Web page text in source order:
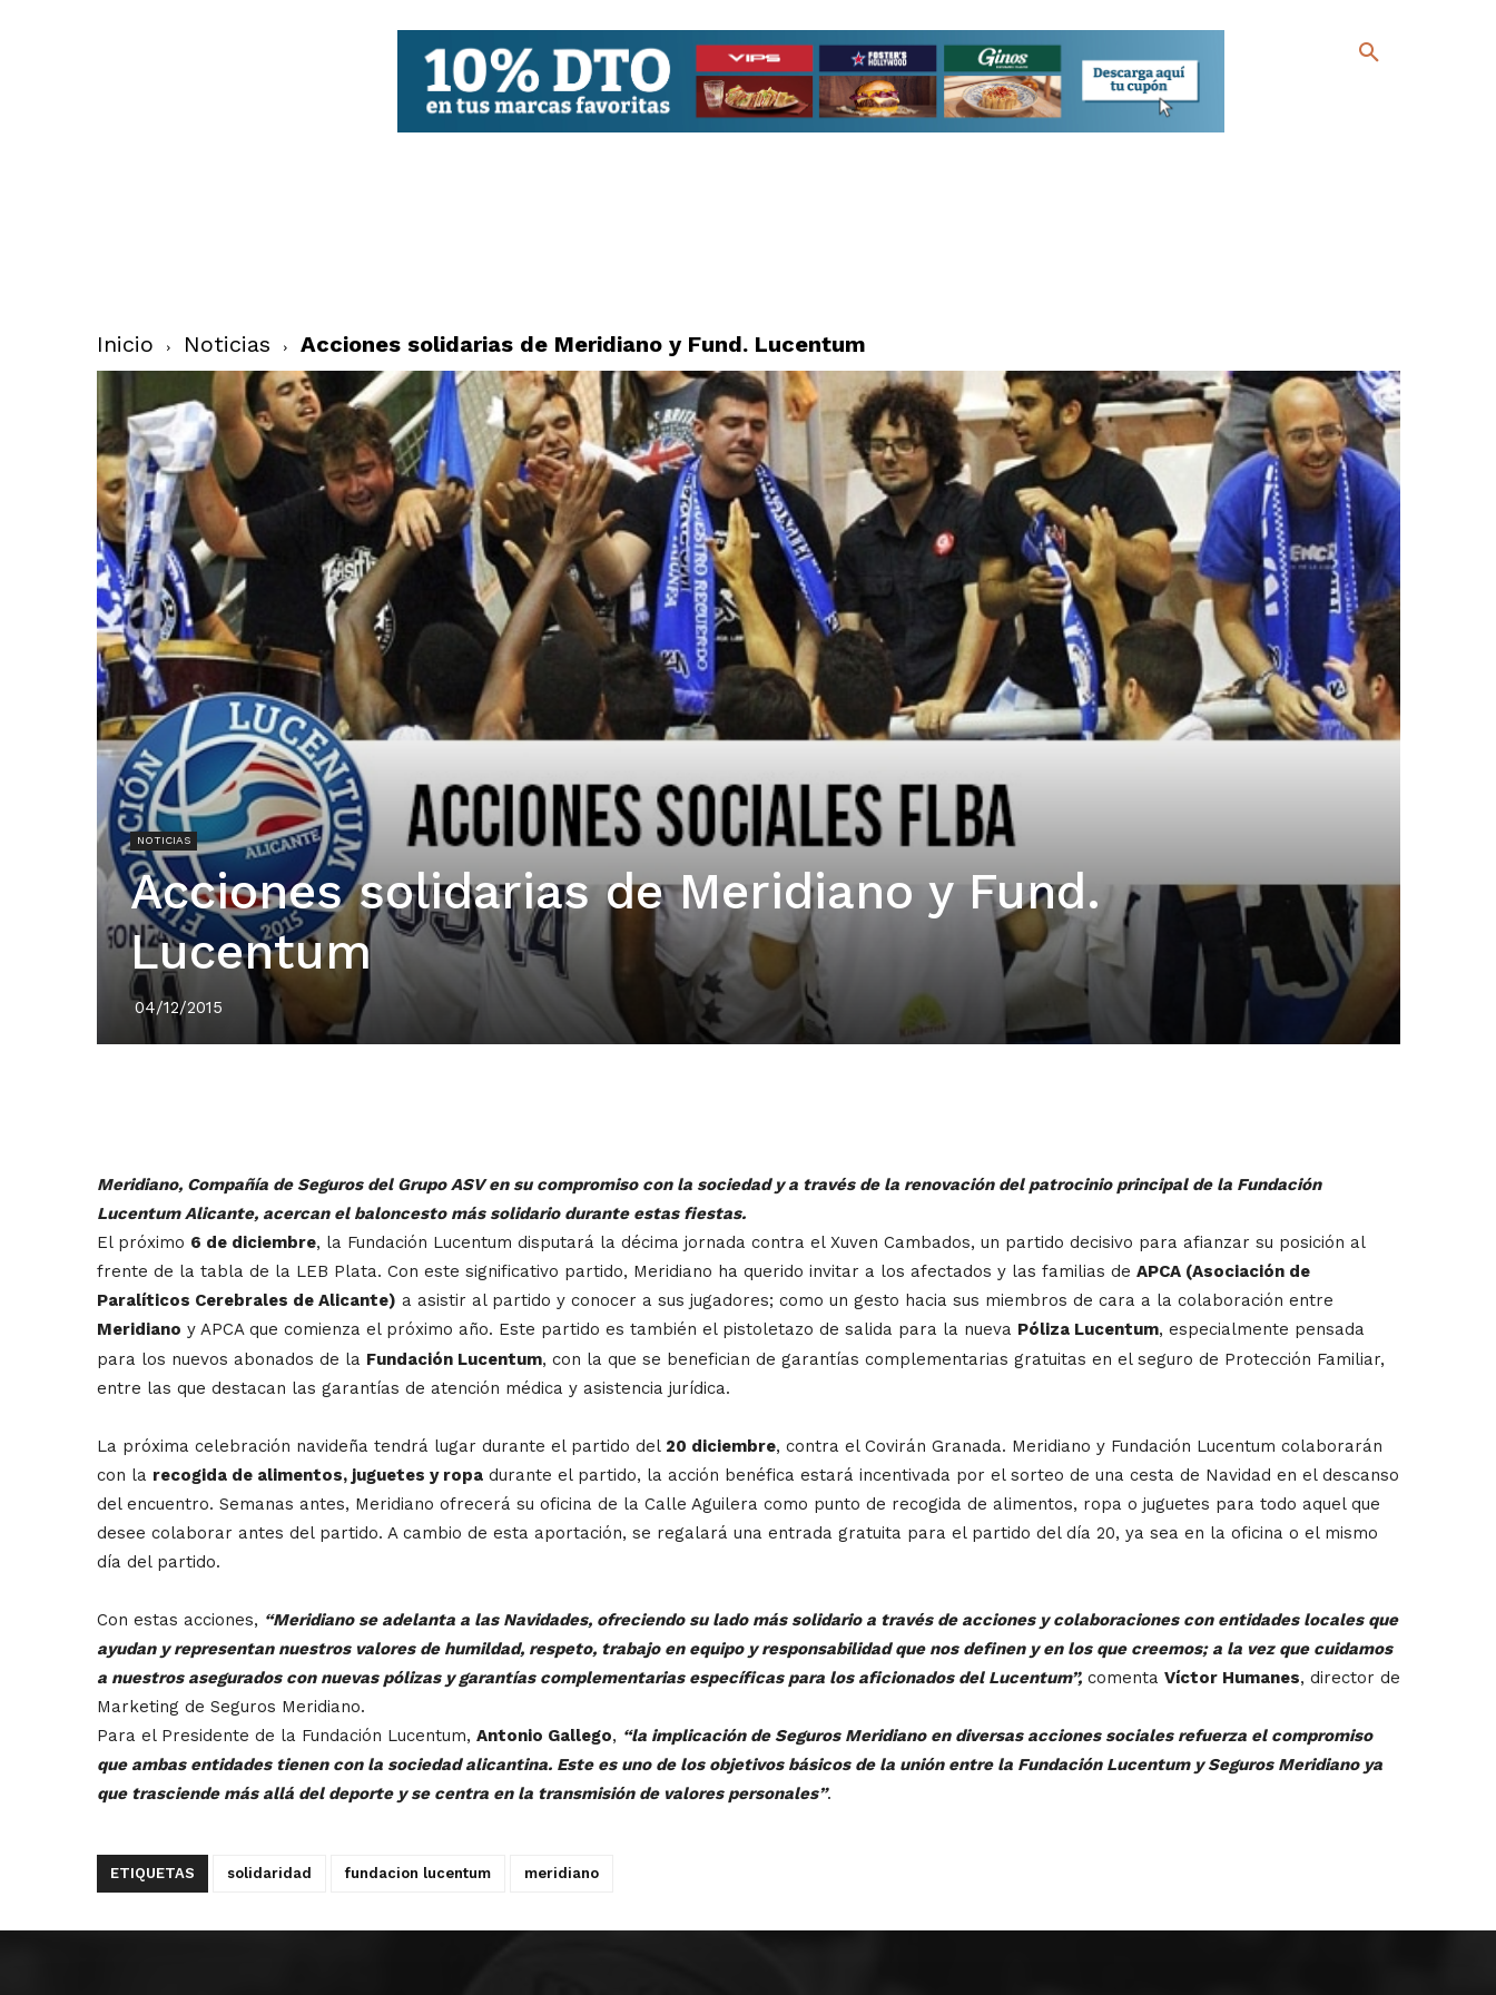
Inicio Noticias Acciones solidarias de Meridiano y Fund. Lucentum
NOTICIAS
Acciones solidarias de Meridiano y Fund.
Lucentum
04/12/2015
Meridiano, Compañía de Seguros del Grupo ASV en su compromiso con la sociedad y a través de la renovación del patrocinio principal de la Fundación
Lucentum Alicante, acercan el baloncesto más solidario durante estas fiestas.
El próximo 6 de diciembre, la Fundación Lucentum disputará la décima jornada contra el Xuven Cambados, un partido decisivo para afianzar su posición al
frente de la tabla de la LEB Plata. Con este significativo partido, Meridiano ha querido invitar a los afectados y las familias de APCA (Asociación de
Paralíticos Cerebrales de Alicante) a asistir al partido y conocer a sus jugadores; como un gesto hacia sus miembros de cara a la colaboración entre
Meridiano y APCA que comienza el próximo año. Este partido es también el pistoletazo de salida para la nueva Póliza Lucentum, especialmente pensada
para los nuevos abonados de la Fundación Lucentum, con la que se benefician de garantías complementarias gratuitas en el seguro de Protección Familiar,
entre las que destacan las garantías de atención médica y asistencia jurídica.
La próxima celebración navideña tendrá lugar durante el partido del 20 diciembre, contra el Covirán Granada. Meridiano y Fundación Lucentum colaborarán
con la recogida de alimentos, juguetes y ropadurante el partido, la acción benéfica estará incentivada por el sorteo de una cesta de Navidad en el descanso
del encuentro. Semanas antes, Meridiano ofrecerá su oficina de la Calle Aguilera como punto de recogida de alimentos, ropa o juguetes para todo aquel que
desee colaborar antes del partido. A cambio de esta aportación, se regalará una entrada gratuita para el partido del día 20, ya sea en la oficina o el mismo
día del partido.
Con estas acciones, “Meridiano se adelanta a las Navidades, ofreciendo su lado más solidario a través de acciones y colaboraciones con entidades locales que
ayudan y representan nuestros valores de humildad, respeto, trabajo en equipo y responsabilidad que nos definen y en los que creemos; a la vez que cuidamos
a nuestros asegurados con nuevas pólizas y garantías complementarias específicas para los aficionados del Lucentum”,comenta Víctor Humanes, director de
Marketing de Seguros Meridiano.
Para el Presidente de la Fundación Lucentum, Antonio Gallego, “la implicación de Seguros Meridiano en diversas acciones sociales refuerza el compromiso
que ambas entidades tienen con la sociedad alicantina. Este es uno de los objetivos básicos de la unión entre la Fundación Lucentum y Seguros Meridiano ya
que trasciende más allá del deporte y se centra en la transmisión de valores personales”.
ETIQUETAS solidaridad fundacion lucentum meridiano